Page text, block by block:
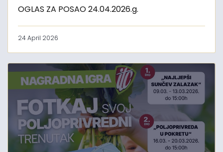
OGLAS ZA POSAO 24.04.2026.g.
24 April 2026